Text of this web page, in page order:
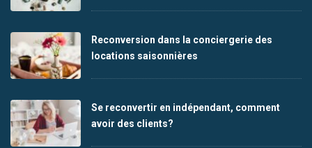
Reconversion dans la conciergerie des
locations saisonnières
Se reconvertir en indépendant, comment
avoir des clients?